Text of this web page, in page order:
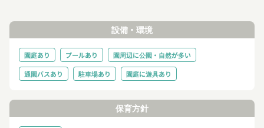
設備・環境
園庭あり プールあり
園周辺に公園・自然が多い
通園バスあり
駐車場あり 園庭に遊具あり
保育方針